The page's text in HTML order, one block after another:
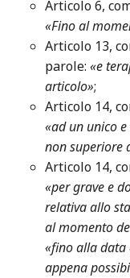
Articolo 6,
«Fino al
Articolo 13,
parole: «e
articolo»;
Articolo 14,
«ad un unico
non superiore
Articolo 14,
«per grave e
relativa allo
al momento
«fino alla data
appena